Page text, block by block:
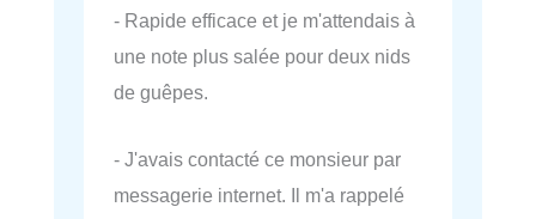
- Rapide efficace et je m'attendais à
une note plus salée pour deux nids
de guêpes.
- J'avais contacté ce monsieur par
messagerie internet. Il m'a rappelé